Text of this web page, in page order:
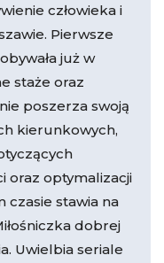
człowieka i
Pierwsze
już w
staże oraz
poszerza swoją
kierunkowych,
oraz optymalizacji
stawia na
dobrej
Uwielbia seriale